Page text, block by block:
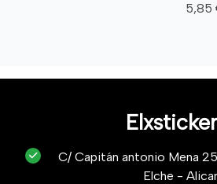
5,85
C/ Capitán antonio Mena
Elche -